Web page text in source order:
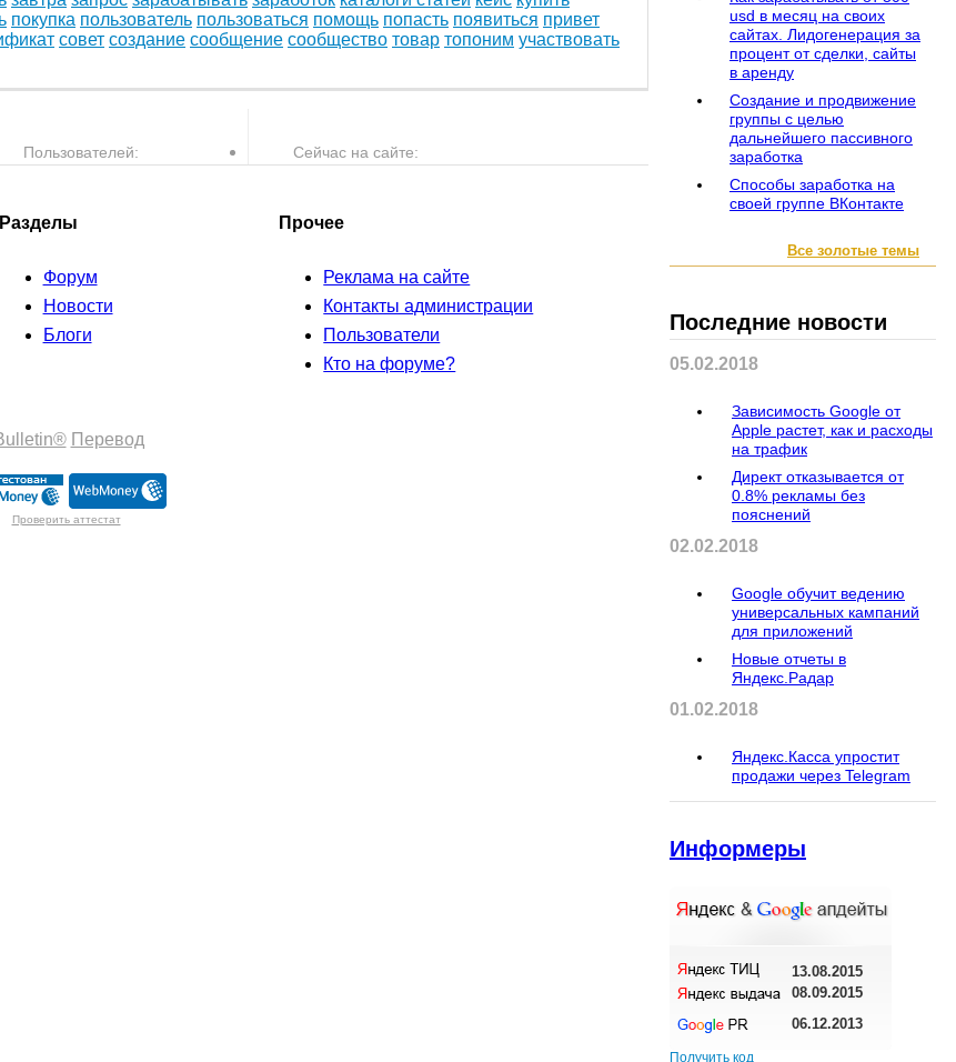
покупка пользователь пользоваться помощь попасть появиться привет
совет создание сообщение сообщество товар топоним участвовать
Пользователей: Сейчас на сайте:
Разделы
Форум
Новости
Блоги
Прочее
Реклама на сайте
Контакты администрации
Пользователи
Кто на форуме?
Перевод
Проверить аттестат
usd в месяц на своих
сайтах. Лидогенерация за
процент от сделки, сайты
в аренду
Создание и продвижение
группы с целью
дальнейшего пассивного
заработка
Способы заработка на
своей группе ВКонтакте
Все золотые темы
Последние новости
05.02.2018
Зависимость Google от
Apple растет, как и расходы
на трафик
Директ отказывается от
0.8% рекламы без
пояснений
02.02.2018
Google обучит ведению
универсальных кампаний
для приложений
Новые отчеты в
Яндекс.Радар
01.02.2018
Яндекс.Касса упростит
продажи через Telegram
Информеры
13.08.2015
08.09.2015
06.12.2013
Получить код